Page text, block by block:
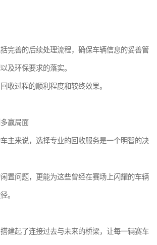
完善的后续处理流程，确保车辆信息的妥善管
及环保要求的落实。
收过程的顺利程度和较终效果。
赢局面
主来说，选择专业的回收服务是一个明智的决
置问题，更能为这些曾经在赛场上闪耀的车辆
。
建起了连接过去与未来的桥梁，让每一辆赛车